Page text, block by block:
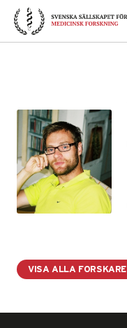
Skip
content
VISA ALLA FORSKARE